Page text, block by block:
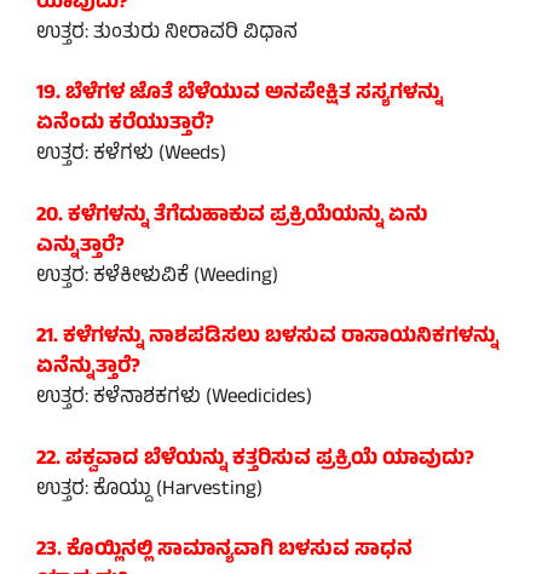
ಉತ್ತರ: ತುಂತುರು ನೀರಾವರಿ ವಿಧಾನ
19. ಬೆಳೆಗಳ ಜೊತೆ ಬೆಳೆಯುವ ಅನಪೇಕ್ಷಿತ ಸಸ್ಯಗಳನ್ನು
ಏನೆಂದು ಕರೆಯುತ್ತಾರೆ?
ಉತ್ತರ: ಕಳೆಗಳು (Weeds)
20. ಕಳೆಗಳನ್ನು ತೆಗೆದುಹಾಕುವ ಪ್ರಕ್ರಿಯೆಯನ್ನು ಏನು
ಎನ್ನುತ್ತಾರೆ?
ಉತ್ತರ: ಕಳೆಕೀಳುವಿಕೆ (Weeding)
21. ಕಳೆಗಳನ್ನು ನಾಶಪಡಿಸಲು ಬಳಸುವ ರಾಸಾಯನಿಕಗಳನ್ನು
ಏನೆನ್ನುತ್ತಾರೆ?
ಉತ್ತರ: ಕಳೆನಾಶಕಗಳು (Weedicides)
22. ಪಕ್ವವಾದ ಬೆಳೆಯನ್ನು ಕತ್ತರಿಸುವ ಪ್ರಕ್ರಿಯೆ ಯಾವುದು?
ಉತ್ತರ: ಕೊಯ್ದು (Harvesting)
23. ಕೊಯ್ಲಿನಲ್ಲಿ ಸಾಮಾನ್ಯವಾಗಿ ಬಳಸುವ ಸಾಧನ